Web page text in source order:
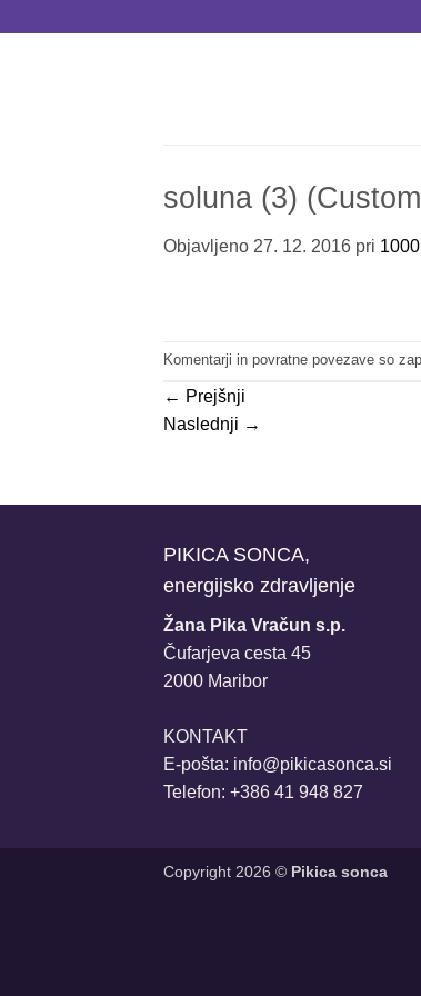
soluna (3)
Objavljeno 27. 12. 2016 pri
Komentarji in povratne povezave so
← Prejšnji
Naslednji →
PIKICA SONCA,
energijsko zdravljenje
Žana Pika Vračun s.p.
Čufarjeva cesta 45
2000 Maribor
KONTAKT
E-pošta: info@pikicasonca.si
Telefon: +386 41 948 827
Copyright 2026 © Pikica sonca